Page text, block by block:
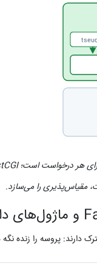
مقیاس‌پذیری را می‌سازد.